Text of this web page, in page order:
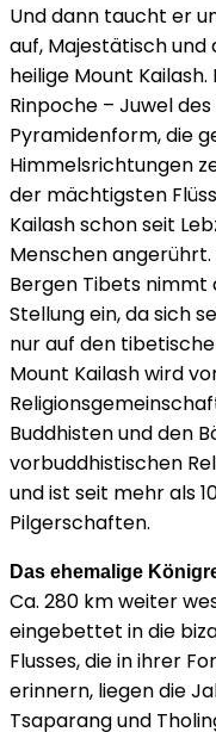
Und dann taucht er
auf, Majestätisch
heilige Mount
Rinpoche – Juwel
Pyramidenform, die
Himmelsrichtungen
der mächtigsten
Kailash schon seit
Menschen
Bergen Tibets nimmt
Stellung ein, da sich
nur auf den
Mount Kailash wird
Buddhisten und den
vorbuddhistischen
und ist seit mehr als
Pilgerschaften.
Das ehemalige
Ca. 280 km weiter
eingebettet in die
Flusses, die in ihrer
erinnern, liegen die
Tsaparang und